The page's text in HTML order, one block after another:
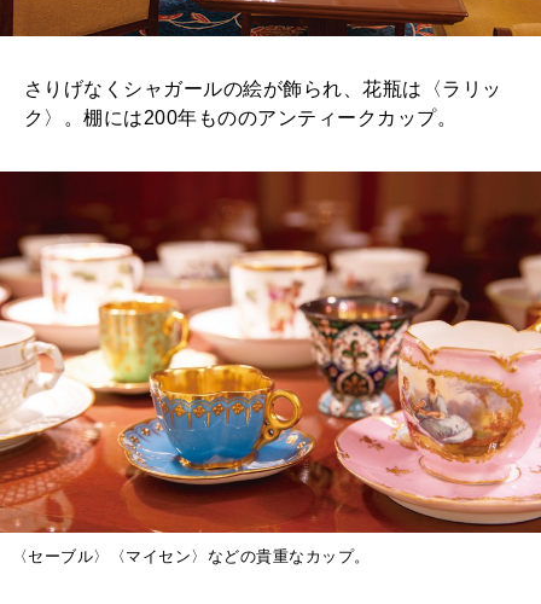
さりげなくシャガールの絵が飾られ、花瓶は〈ラリッ
ク〉。棚には200年もののアンティークカップ。
〈セーブル〉〈マイセン〉などの貴重なカップ。